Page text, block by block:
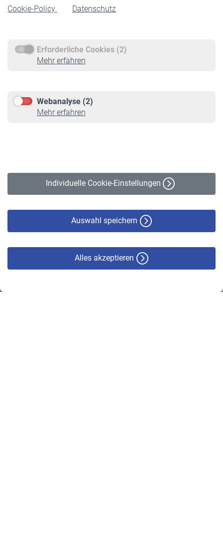
Cookie-Policy
Datenschutz
Erforderliche Cookies (2)
Mehr erfahren
Webanalyse (2)
Mehr erfahren
Individuelle Cookie-Einstellungen
Auswahl speichern
Alles akzeptieren
Rente beantragen
Service
Informationen
Online-Rechner
VBLnewsletter
Erklärung zur Barrierefreiheit
© VBL 2026